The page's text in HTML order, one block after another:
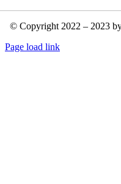
© Copyright 2022 – 2023
Page load link